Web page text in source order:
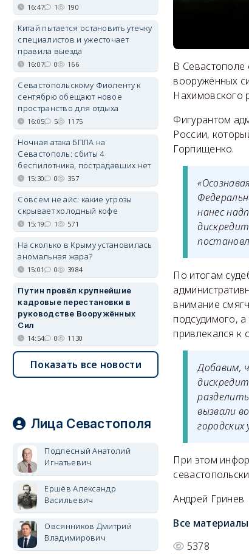
В Севастополе
вооружённых
Нахимовского
Фигурантом
России,
Горпищенко.
нанес
По итогам
внимание
подсудимого,
привлекался к
Добавим,
вызвали
городских
При этом
Андрей Гринев
Все
5378
16:47 1 190
Китай пытается остановить утечку
специалистов и ужесточает
правила выезда
16:07 0 166
Севастопольскому Фиоленту к
сентябрю обещают новое
пространство для отдыха
16:05 5 1175
Ночная атака БПЛА на
Севастополь: сбиты 4
беспилотника, пострадавших нет
15:30 0 357
Совсем не айс: какие угрозы
скрывает холодный кофе
15:19 1 571
На сколько в Крыму установилась
аномальная жара?
15:01 0 3984
Путин провёл крупнейшие
кадровые перестановки в
руководстве Вооружённых
Сил
14:54 0 1130
Показать все новости
Лица Севастополя
Подлесный Анатолий
Игнатьевич
Ершёв Александр
Васильевич
Овсянников Дмитрий
Владимирович